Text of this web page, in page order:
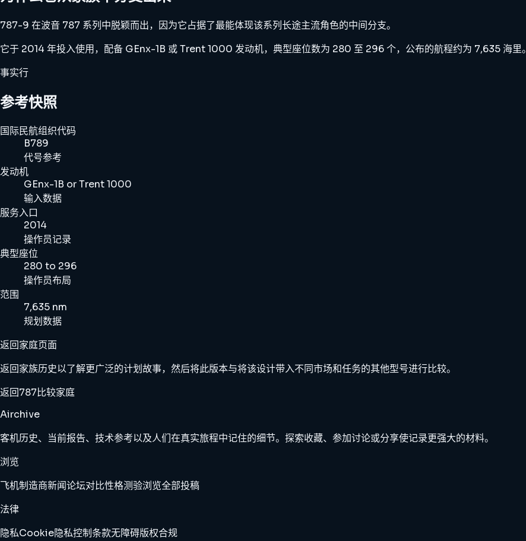
787-9 在波音 787 系列中脱颖而出，因为它占据了最能体现该系列长途主流角色的中间分支。
它于 2014 年投入使用，配备 GEnx-1B 或 Trent 1000 发动机，典型座位数为 280 至 296 个，公布的航程约为 7,635 海里。
事实行
参考快照
国际民航组织代码
B789
代号参考
发动机
GEnx-1B or Trent 1000
输入数据
服务入口
2014
操作员记录
典型座位
280 to 296
操作员布局
范围
7,635 nm
规划数据
返回家庭页面
返回家族历史以了解更广泛的计划故事，然后将此版本与将该设计带入不同市场和任务的其他型号进行比较。
返回787比较家庭
Airchive
客机历史、当前报告、技术参考以及人们在真实旅程中记住的细节。探索收藏、参加讨论或分享使记录更强大的材料。
浏览
飞机制造商新闻论坛对比性格测验浏览全部投稿
法律
隐私Cookie隐私控制条款无障碍版权合规